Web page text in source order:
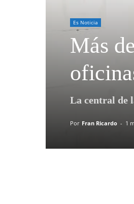
Es Noticia
Más
La central de
Por Fran Ricardo - 1